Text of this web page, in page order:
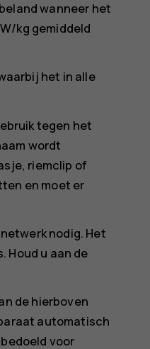
wanneer het
kg gemiddeld
het in alle
tegen het
wordt
riemclip of
en moet er
nodig. Het
Houd u aan de
de hierboven
automatisch
voor